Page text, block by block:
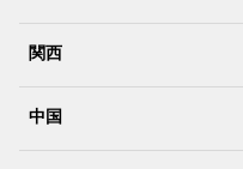
関西
中国